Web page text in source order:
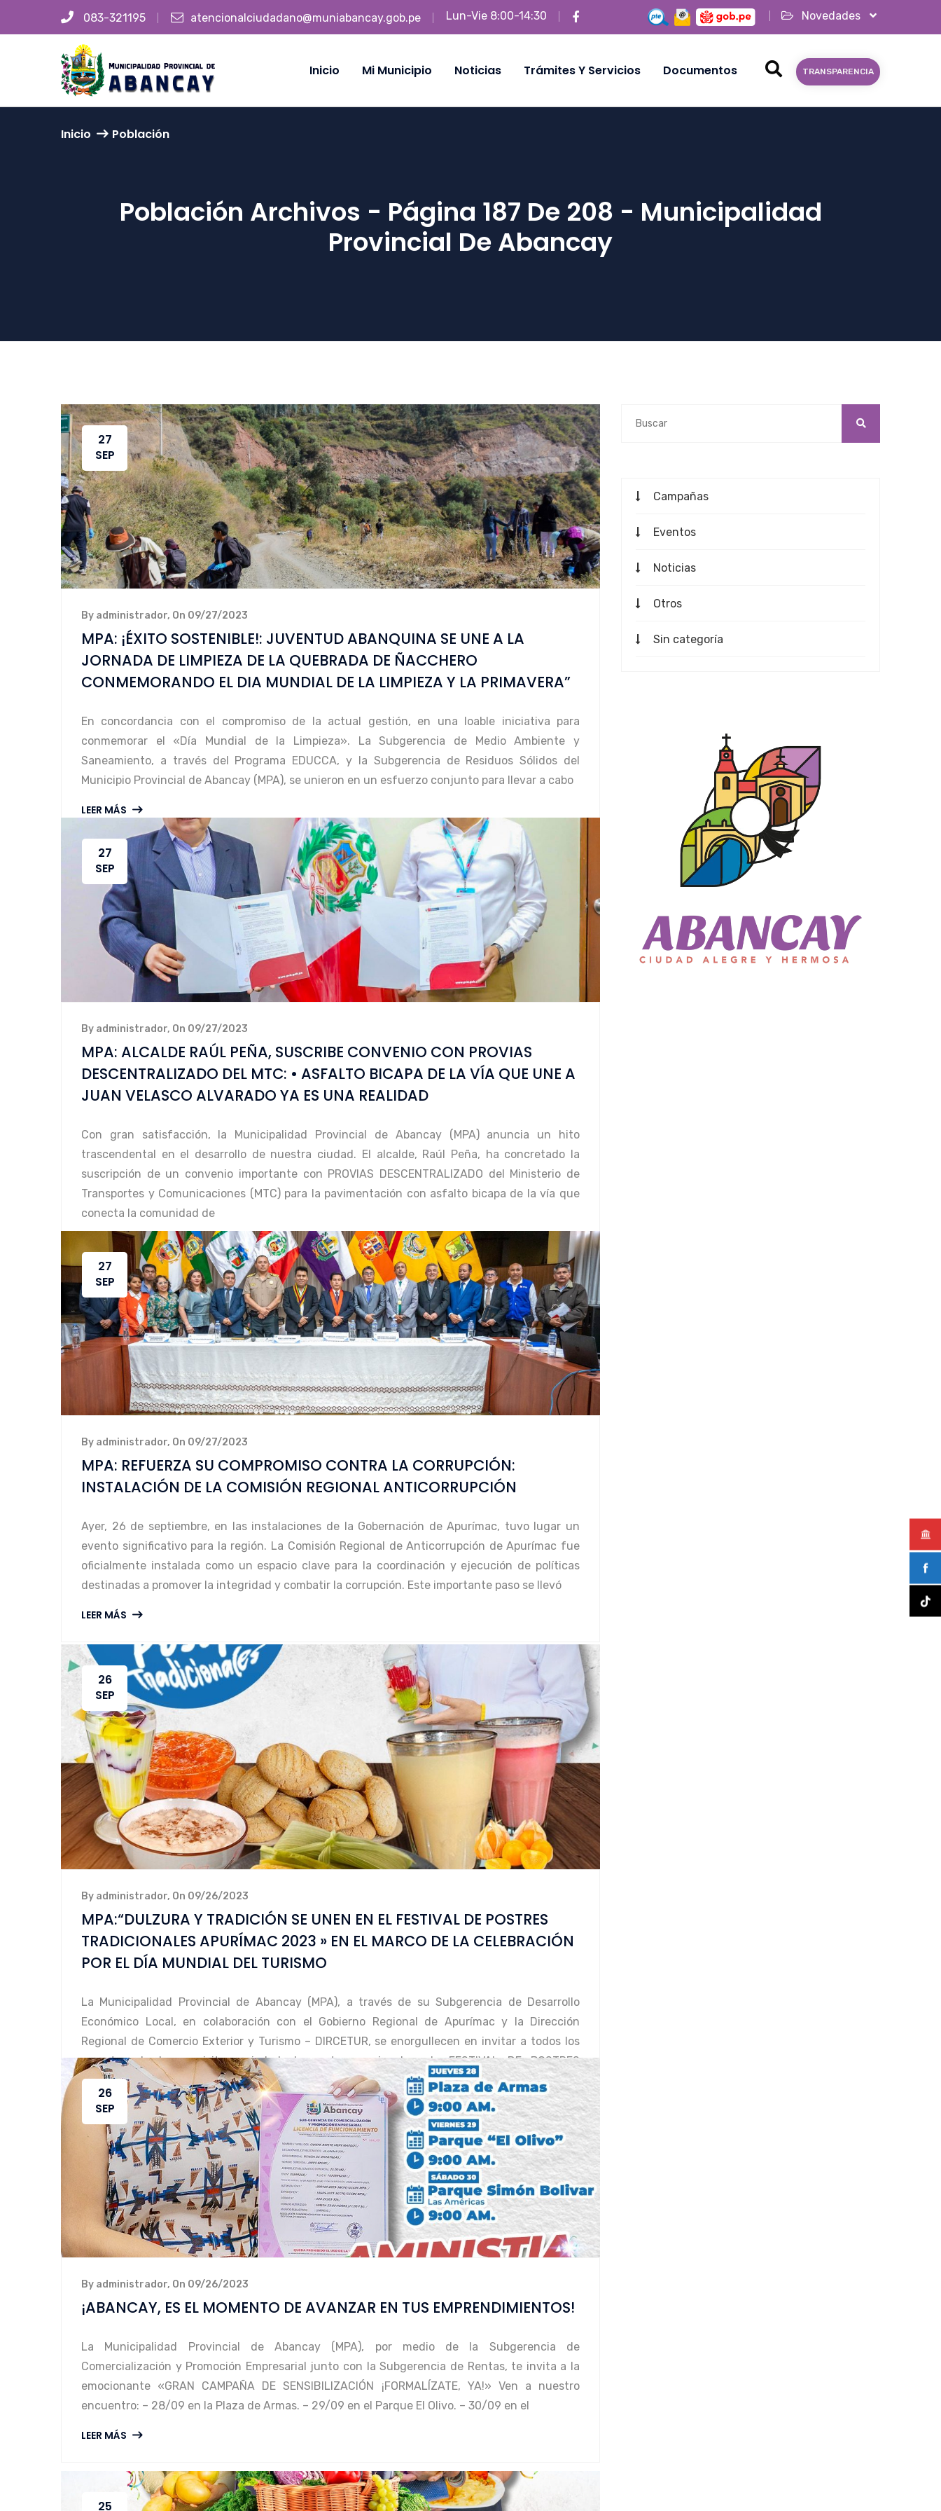
083-321195 atencionalciudadano@muniabancay.gob.pe Lun-Vie 8:00-14:30 Novedades
TRANSPARENCIA
Inicio Mi Municipio Noticias Trámites Y Servicios Documentos
Inicio Población
Población Archivos - Página 187 De 208 - Municipalidad
Provincial De Abancay
27
SEP
By administrador, On 09/27/2023
MPA: ¡ÉXITO SOSTENIBLE!: JUVENTUD ABANQUINA SE UNE A LA
JORNADA DE LIMPIEZA DE LA QUEBRADA DE ÑACCHERO
CONMEMORANDO EL DIA MUNDIAL DE LA LIMPIEZA Y LA PRIMAVERA”
En concordancia con el compromiso de la actual gestión, en una loable iniciativa para
conmemorar el «Día Mundial de la Limpieza». La Subgerencia de Medio Ambiente y
Saneamiento, a través del Programa EDUCCA, y la Subgerencia de Residuos Sólidos del
Municipio Provincial de Abancay (MPA), se unieron en un esfuerzo conjunto para llevar a cabo
LEER MÁS
27
SEP
By administrador, On 09/27/2023
MPA: ALCALDE RAÚL PEÑA, SUSCRIBE CONVENIO CON PROVIAS
DESCENTRALIZADO DEL MTC: • ASFALTO BICAPA DE LA VÍA QUE UNE A
JUAN VELASCO ALVARADO YA ES UNA REALIDAD
Con gran satisfacción, la Municipalidad Provincial de Abancay (MPA) anuncia un hito
trascendental en el desarrollo de nuestra ciudad. El alcalde, Raúl Peña, ha concretado la
suscripción de un convenio importante con PROVIAS DESCENTRALIZADO del Ministerio de
Transportes y Comunicaciones (MTC) para la pavimentación con asfalto bicapa de la vía que
conecta la comunidad de
LEER MÁS
27
SEP
By administrador, On 09/27/2023
MPA: REFUERZA SU COMPROMISO CONTRA LA CORRUPCIÓN:
INSTALACIÓN DE LA COMISIÓN REGIONAL ANTICORRUPCIÓN
Ayer, 26 de septiembre, en las instalaciones de la Gobernación de Apurímac, tuvo lugar un
evento significativo para la región. La Comisión Regional de Anticorrupción de Apurímac fue
oficialmente instalada como un espacio clave para la coordinación y ejecución de políticas
destinadas a promover la integridad y combatir la corrupción. Este importante paso se llevó
LEER MÁS
26
SEP
By administrador, On 09/26/2023
MPA:“DULZURA Y TRADICIÓN SE UNEN EN EL FESTIVAL DE POSTRES
TRADICIONALES APURÍMAC 2023 » EN EL MARCO DE LA CELEBRACIÓN
POR EL DÍA MUNDIAL DEL TURISMO
La Municipalidad Provincial de Abancay (MPA), a través de su Subgerencia de Desarrollo
Económico Local, en colaboración con el Gobierno Regional de Apurímac y la Dirección
Regional de Comercio Exterior y Turismo – DIRCETUR, se enorgullecen en invitar a todos los
amantes de la exquisita variedad de postres regionales al «FESTIVAL DE POSTRES
TRADICIONALES” APURÍMAC
LEER MÁS
26
SEP
By administrador, On 09/26/2023
¡ABANCAY, ES EL MOMENTO DE AVANZAR EN TUS EMPRENDIMIENTOS!
La Municipalidad Provincial de Abancay (MPA), por medio de la Subgerencia de
Comercialización y Promoción Empresarial junto con la Subgerencia de Rentas, te invita a la
emocionante «GRAN CAMPAÑA DE SENSIBILIZACIÓN ¡FORMALÍZATE, YA!» Ven a nuestro
encuentro: – 28/09 en la Plaza de Armas. – 29/09 en el Parque El Olivo. – 30/09 en el
LEER MÁS
25
Campañas
Eventos
Noticias
Otros
Sin categoría